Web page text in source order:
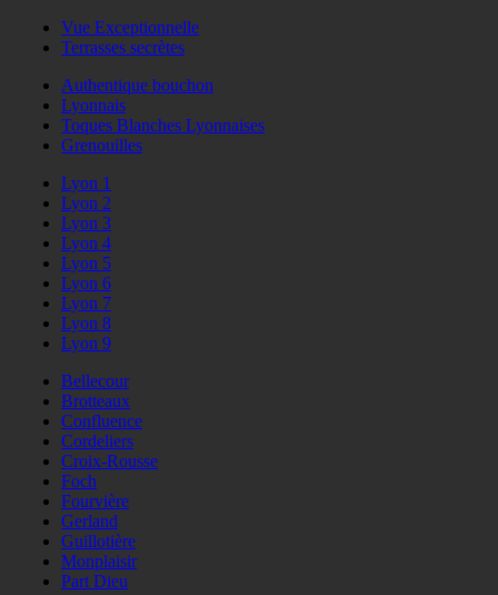
Vue Exceptionnelle
Terrasses secrètes
Authentique bouchon
Lyonnais
Toques Blanches Lyonnaises
Grenouilles
Lyon 1
Lyon 2
Lyon 3
Lyon 4
Lyon 5
Lyon 6
Lyon 7
Lyon 8
Lyon 9
Bellecour
Brotteaux
Confluence
Cordeliers
Croix-Rousse
Foch
Fourvière
Gerland
Guillotière
Monplaisir
Part Dieu